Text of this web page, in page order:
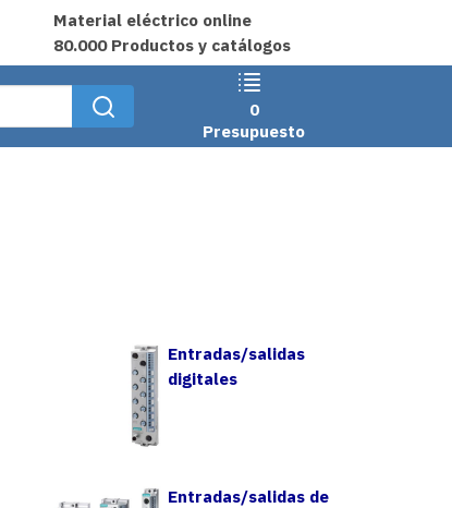
Material eléctrico online
80.000 Productos y catálogos
0
Presupuesto
Entradas/salidas
digitales
Entradas/salidas de